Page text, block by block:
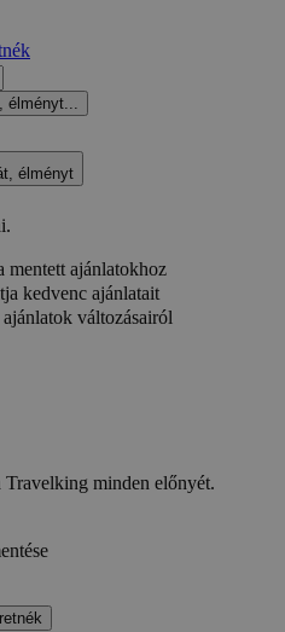
élményt...
élményt
mentett ajánlatokhoz
kedvenc ajánlatait
változásairól
Travelking minden előnyét.